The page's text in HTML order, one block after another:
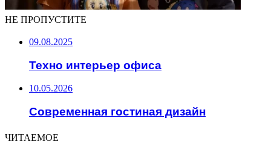
НЕ ПРОПУСТИТЕ
09.08.2025
Техно интерьер офиса
10.05.2026
Современная гостиная дизайн
ЧИТАЕМОЕ